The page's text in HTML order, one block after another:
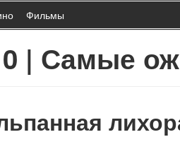
Фильмы
| Самые